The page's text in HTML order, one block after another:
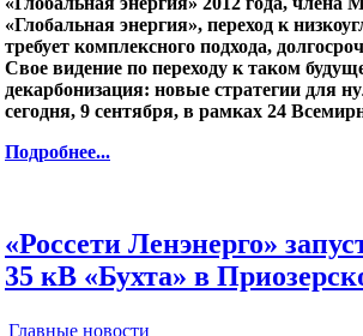
«Глобальная энергия», переход к
требует комплексного подхода,
Свое видение по переходу к таком
декарбонизация: новые стратегии для
сегодня, 9 сентября, в рамках 24
Подробнее...
«Россети Ленэнерго»
35 кВ «Бухта» в
Главные новости